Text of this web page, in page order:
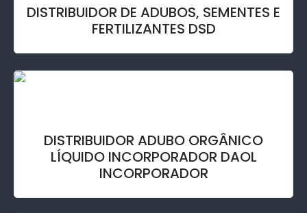
DISTRIBUIDOR DE ADUBOS, SEMENTES E
FERTILIZANTES DSD
DISTRIBUIDOR ADUBO ORGÂNICO
LÍQUIDO INCORPORADOR DAOL
INCORPORADOR